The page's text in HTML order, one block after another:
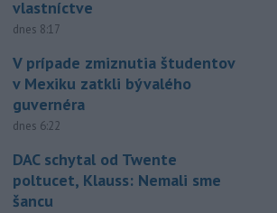
vlastníctve
dnes 8:17
V prípade zmiznutia študentov
v Mexiku zatkli bývalého
guvernéra
dnes 6:22
DAC schytal od Twente
poltucet, Klauss: Nemali sme
šancu